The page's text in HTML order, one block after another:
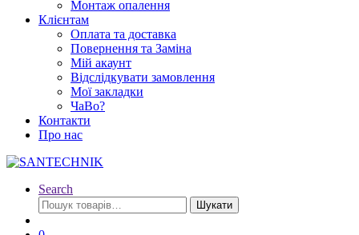
Монтаж опалення
Клієнтам
Оплата та доставка
Повернення та Заміна
Мій акаунт
Відслідкувати замовлення
Мої закладки
ЧаВо?
Контакти
Про нас
Search
Шукати:
Шукати